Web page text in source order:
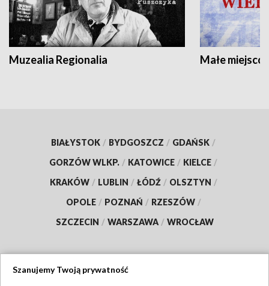
Muzealia Regionalia Małe
BIAŁYSTOK / BYDGOSZCZ / GDAŃSK /
GORZÓW WLKP. / KATOWICE / KIELCE /
KRAKÓW / LUBLIN / ŁÓDŹ / OLSZTYN /
OPOLE / POZNAŃ / RZESZÓW /
SZCZECIN / WARSZAWA / WROCŁAW
Szanujemy Twoją prywatność